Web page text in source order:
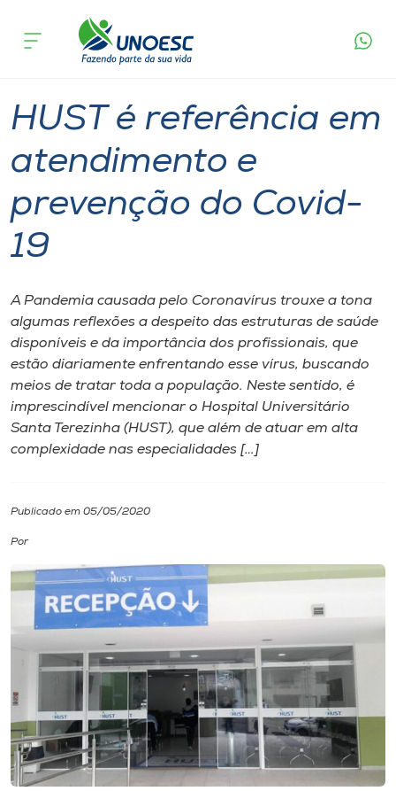
Cursos
Pesquisa
Atendimento ao Estudante
Portal de Ensino
A
Unoesc
Internacionalização
I.nova
Cultura
CPA
Biblioteca
Editora
Rádio
acontece
HUST é referência em
atendimento e
prevenção do Covid-
19
A Pandemia causada pelo Coronavírus trouxe a tona
algumas reflexões a despeito das estruturas de saúde
disponíveis e da importância dos profissionais, que
estão diariamente enfrentando esse vírus, buscando
meios de tratar toda a população. Neste sentido, é
imprescindível mencionar o Hospital Universitário
Santa Terezinha (HUST), que além de atuar em alta
complexidade nas especialidades […]
Publicado em 05/05/2020
Por